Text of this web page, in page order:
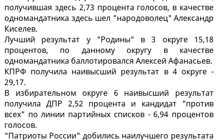
получившая здесь 2,73 процента голосов, в качестве
одномандатника здесь шел "народоволец" Александр
Киселев.
Лучший результат у "Родины" в 3 округе 15,18
процентов, по данному округу в качестве
одномандатника баллотировался Алексей Афанасьев.
КПРФ получила наивысший результат в 4 округе -
29,17.
В избирательном округе 6 наивысший результат
получила ДПР 2,52 процента и кандидат "против
всех" по линии партийных списков - 6,94 процентов
голосов.
"Патриоты России" добились наилучшего результата